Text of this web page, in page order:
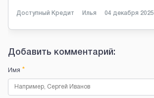
Доступный Кредит Илья 04 декабря 2025
Добавить комментарий:
Имя *